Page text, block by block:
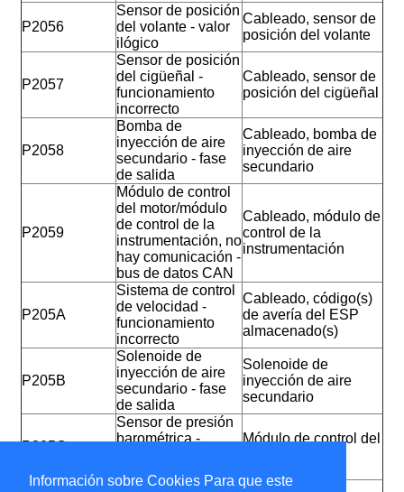
Información sobre Cookies Para que este
P2056
Sensor de posición
del volante - valor
ilógico
Cableado, sensor de
posición del volante
P2057
Sensor de posición
del cigüeñal -
funcionamiento
incorrecto
Cableado, sensor de
posición del cigüeñal
P2058
Bomba de
inyección de aire
secundario - fase
de salida
Cableado, bomba de
inyección de aire
secundario
P2059
Módulo de control
del motor/módulo
de control de la
instrumentación, no
hay comunicación -
bus de datos CAN
Cableado, módulo de
control de la
instrumentación
P205A
Sistema de control
de velocidad -
funcionamiento
incorrecto
Cableado, código(s)
de avería del ESP
almacenado(s)
P205B
Solenoide de
inyección de aire
secundario - fase
de salida
Solenoide de
inyección de aire
secundario
P205C
Sensor de presión
barométrica -
Módulo de control del
Interruptor